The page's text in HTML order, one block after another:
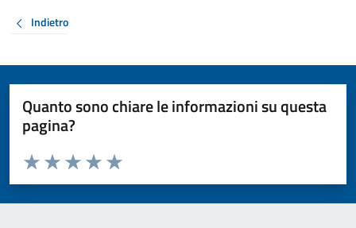
Indietro
Quanto sono chiare le informazioni su questa
pagina?
Valuta da 1 a 5 stelle la pagina
Valuta 5 stelle su 5
Valuta 4 stelle su 5
Valuta 3 stelle su 5
Valuta 2 stelle su 5
Valuta 1 stelle su 5